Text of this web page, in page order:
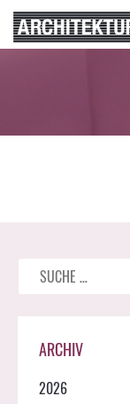
Skip
to
content
Suche
nach:
ARCHIV
2026